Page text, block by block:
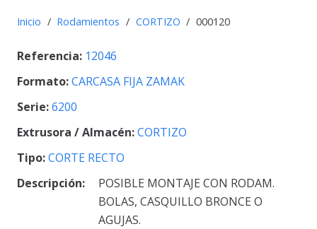
Inicio / Rodamientos / CORTIZO / 000120
Referencia: 12046
Formato:CARCASA FIJA ZAMAK
Serie:6200
Extrusora / Almacén:CORTIZO
Tipo:CORTE RECTO
Descripción:
POSIBLE MONTAJE CON RODAM.
BOLAS, CASQUILLO BRONCE O
AGUJAS.